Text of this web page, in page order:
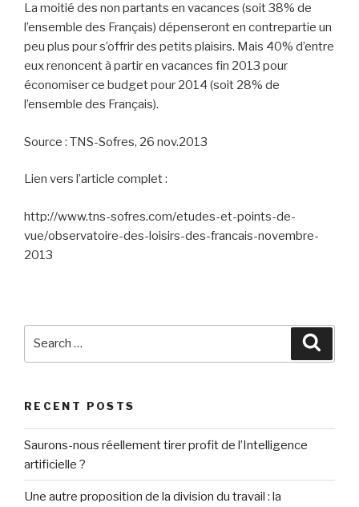
La moitié des non partants en vacances (soit 38% de
l’ensemble des Français) dépenseront en contrepartie un
peu plus pour s’offrir des petits plaisirs. Mais 40% d’entre
eux renoncent à partir en vacances fin 2013 pour
économiser ce budget pour 2014 (soit 28% de
l’ensemble des Français).
Source : TNS-Sofres, 26 nov.2013
Lien vers l’article complet :
http://www.tns-sofres.com/etudes-et-points-de-
vue/observatoire-des-loisirs-des-francais-novembre-
2013
RECENT POSTS
Saurons-nous réellement tirer profit de l’Intelligence
artificielle ?
Une autre proposition de la division du travail : la